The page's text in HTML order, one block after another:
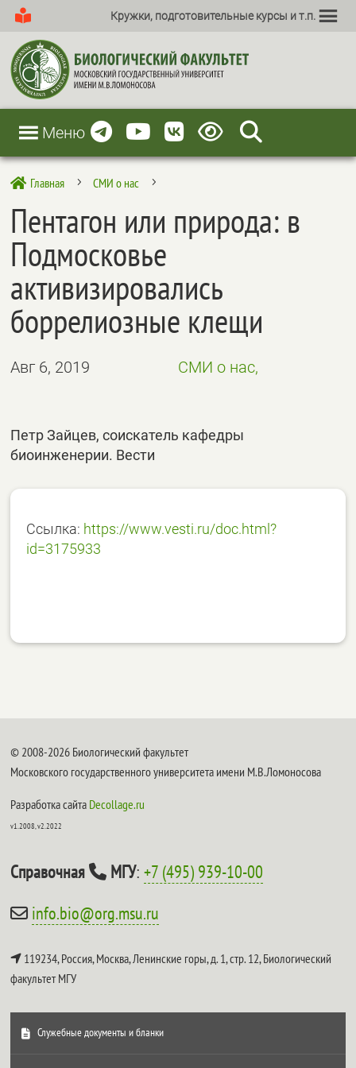
Кружки, подготовительные курсы и т.п.
Меню
 Главная 5 СМИ о нас 5
Пентагон или природа: в
Подмосковье
активизировались
боррелиозные клещи
Авг 6, 2019 СМИ о нас,
Петр Зайцев, соискатель кафедры
биоинженерии. Вести
Ссылка: https://www.vesti.ru/doc.html?
id=3175933
© 2008-2026 Биологический факультет
Московского государственного университета имени М.В.Ломоносова
Разработка сайта Decollage.ru
v1.2008, v2.2022
Справочная МГУ:+7 (495) 939-10-00
info.bio@org.msu.ru
119234, Россия, Москва, Ленинские горы, д. 1, стр. 12,Биологический
факультет МГУ
Служебные документы и бланки